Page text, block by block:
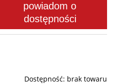
powiadom o
dostępności
Dostępność: brak towaru